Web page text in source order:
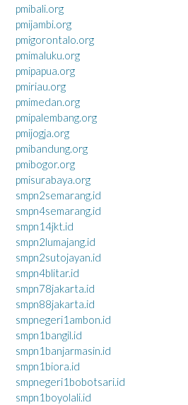
pmibali.org
pmijambi.org
pmigorontalo.org
pmimaluku.org
pmipapua.org
pmiriau.org
pmimedan.org
pmipalembang.org
pmijogja.org
pmibandung.org
pmibogor.org
pmisurabaya.org
smpn2semarang.id
smpn4semarang.id
smpn14jkt.id
smpn2lumajang.id
smpn2sutojayan.id
smpn4blitar.id
smpn78jakarta.id
smpn88jakarta.id
smpnegeri1ambon.id
smpn1bangil.id
smpn1banjarmasin.id
smpn1biora.id
smpnegeri1bobotsari.id
smpn1boyolali.id